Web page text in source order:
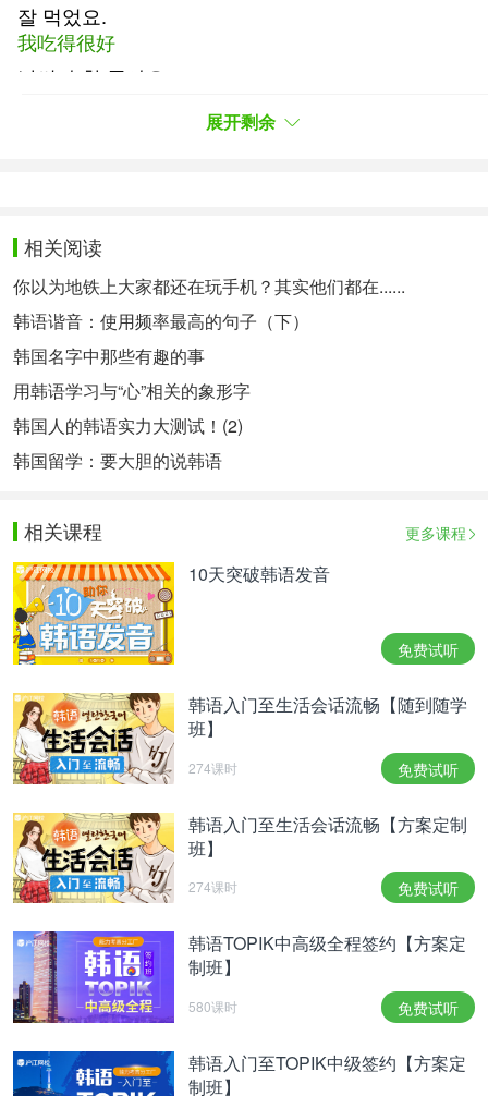
잘 먹었요.
我吃得很好
날씨가 참 좋아요.
虽然两个例子用的词尾是不同的，但其实句子的意思
体），是从南方方言发展为韩国标准生活敬语的。特
征是所有语句都以～yo结束，当然跟hip hop没关
系。韩剧韩国电影或是普通韩国人的生活中对话基本
上是用这个敬语。
关于yo体的用法可以戳>>>
口语句尾你会吗？
而“思密达”和 yo体相比更加广为人知，可能也是因
记。作为音译，把습니다音译成“思密达”，也比yo体
或者是합니다 (hab-ni-da), 입니다(ib-ni-da)等终结词
尾更容易记，自然推广的效果也是比较好的。
在中国该词在网络上也被用作语气助词和常用后缀，
但表达的感情往往与原词相反，表示“华丽地否定”的
意思。例如“我敬仰你思密达”，其实的意思是“我鄙视
你”。比如天天兄弟也经常在说：我说滴没错，思密
达！
了”其实，思密达同汉语中的“您、您好”一样，都表尊
重，只是比“您好”还要尊敬一些。所以如果小伙伴们
听到韩国人跟你说“思密达”表示的是别人对你的一种
尊敬。
知道了“思密达”的意思之后，是不是很好奇思密达，
합니다 (hab-ni-da), 입니다(ib-ni-da) 等等终结词尾到
点来和老师一起来学习，不仅可以学习到韩语知识，
展开剩余
相关阅读
你以为地铁上大家都还在玩手机？其实他们都在......
韩语谐音：使用频率最高的句子（下）
韩国名字中那些有趣的事
用韩语学习与“心”相关的象形字
韩国人的韩语实力大测试！(2)
韩国留学：要大胆的说韩语
相关课程 更多课程
10天突破韩语发音
免费试听
韩语入门至生活会话流畅【随到随学
班】
274课时 免费试听
韩语入门至生活会话流畅【方案定制
班】
274课时 免费试听
韩语TOPIK中高级全程签约【方案定
制班】
580课时 免费试听
韩语入门至TOPIK中级签约【方案定
制班】